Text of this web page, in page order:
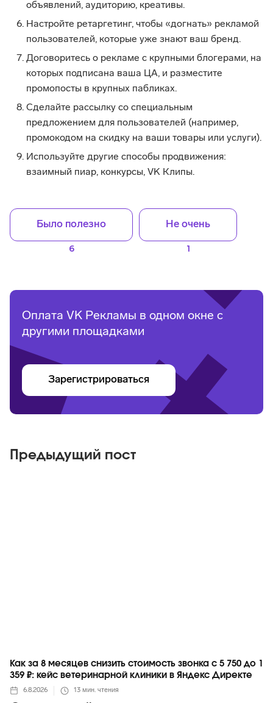
объявлений, аудиторию, креативы.
Настройте ретаргетинг, чтобы «догнать» рекламой
пользователей, которые уже знают ваш бренд.
Договоритесь о рекламе с крупными блогерами, на
которых подписана ваша ЦА, и разместите
промопосты в крупных пабликах.
Сделайте рассылку со специальным
предложением для пользователей (например,
промокодом на скидку на ваши товары или услуги).
Используйте другие способы продвижения:
взаимный пиар, конкурсы, VK Клипы.
Было полезно
6
Не очень
1
Оплата VK Рекламы в одном окне с
другими площадками
Зарегистрироваться
Предыдущий пост
Как за 8 месяцев снизить стоимость звонка с 5 750 до 1
359 ₽: кейс ветеринарной клиники в Яндекс Директе
6.8.2026 13 мин. чтения